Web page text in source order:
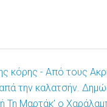
κόρης - Από τους
την καλατσήν.
Μαρτάκ’ ο